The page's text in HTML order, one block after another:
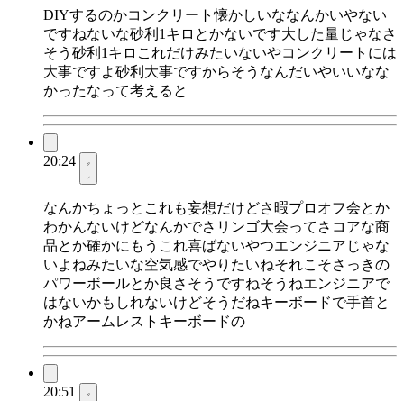
DIYするのかコンクリート懐かしいななんかいやない
ですねないな砂利1キロとかないです大した量じゃなさ
そう砂利1キロこれだけみたいないやコンクリートには
大事ですよ砂利大事ですからそうなんだいやいいなな
かったなって考えると
20:24
なんかちょっとこれも妄想だけどさ暇プロオフ会とか
わかんないけどなんかでさリンゴ大会ってさコアな商
品とか確かにもうこれ喜ばないやつエンジニアじゃな
いよねみたいな空気感でやりたいねそれこそさっきの
パワーボールとか良さそうですねそうねエンジニアで
はないかもしれないけどそうだねキーボードで手首と
かねアームレストキーボードの
20:51